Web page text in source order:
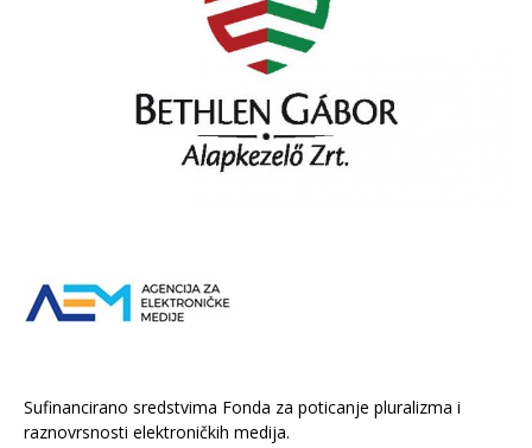
Sufinancirano sredstvima Fonda za poticanje pluralizma i
raznovrsnosti elektroničkih medija.